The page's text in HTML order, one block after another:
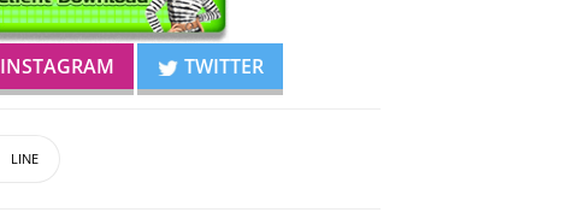
INSTAGRAM TWITTER
LINE